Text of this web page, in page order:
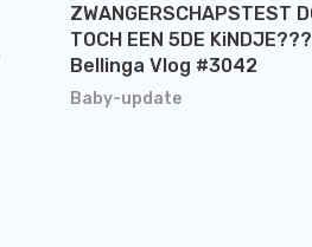
Baby-update
ZWANGERSCHAPSTEST
TOCH EEN 5DE KiNDJE??? |
Bellinga Vlog #3042